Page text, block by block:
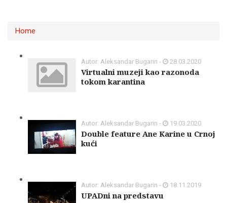
Home
Autor: Aleksandar Bugarin - 28.03.2020
Virtualni muzeji kao razonoda
tokom karantina
Autor: Aleksandar Bugarin - 19.03.2020
Double feature Ane Karine u Crnoj
kući
Autor: Aleksandar Bugarin - 18.11.2019
UPADni na predstavu